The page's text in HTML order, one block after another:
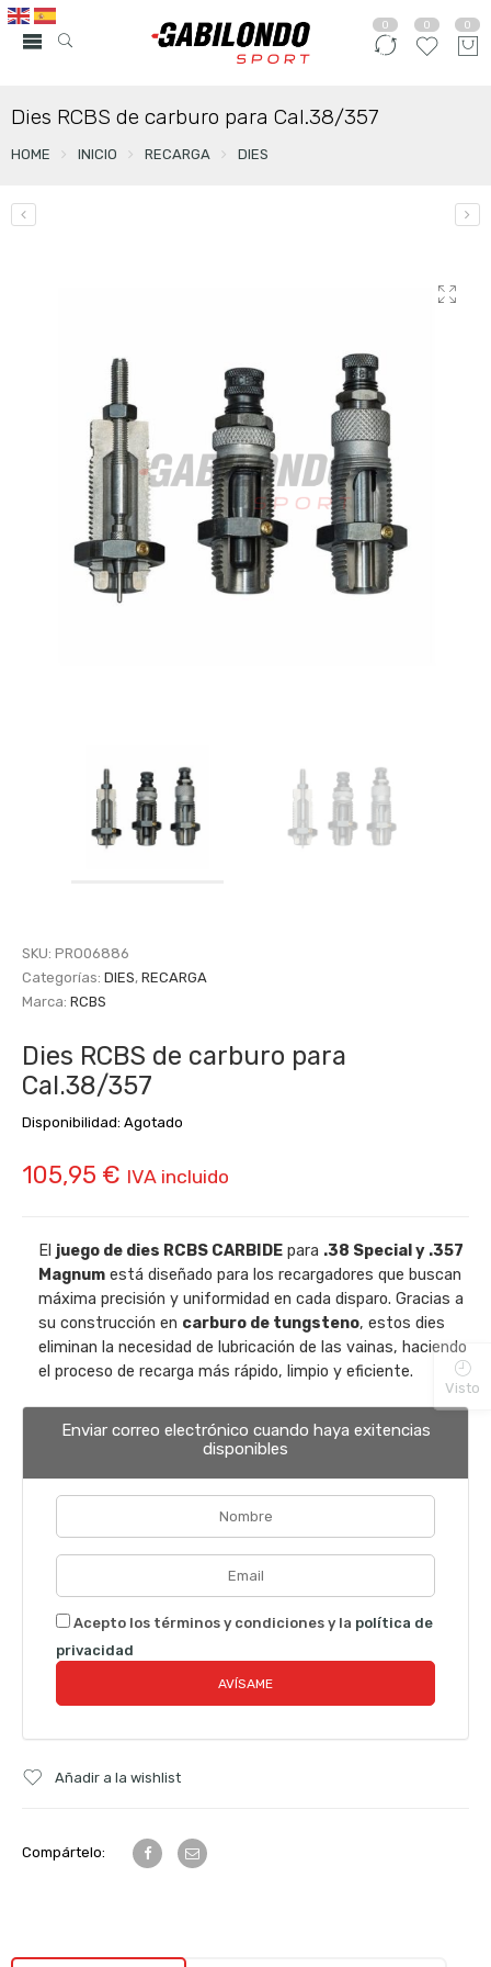
0 0 0
Dies RCBS de carburo para Cal.38/357
HOME INICIO RECARGA DIES
SKU: PRO06886
Categorías: DIES, RECARGA
Marca: RCBS
Dies RCBS de carburo para
Cal.38/357
Disponibilidad: Agotado
105,95 € IVA incluido
El juego de dies RCBS CARBIDE para .38 Special y .357
Magnum está diseñado para los recargadores que buscan
máxima precisión y uniformidad en cada disparo. Gracias a
su construcción en carburo de tungsteno, estos dies
eliminan la necesidad de lubricación de las vainas, haciendo
el proceso de recarga más rápido, limpio y eficiente.
Enviar correo electrónico cuando haya exitencias
disponibles
Acepto los términos y condiciones y la política de
privacidad
Añadir a la wishlist
Compártelo:
Visto